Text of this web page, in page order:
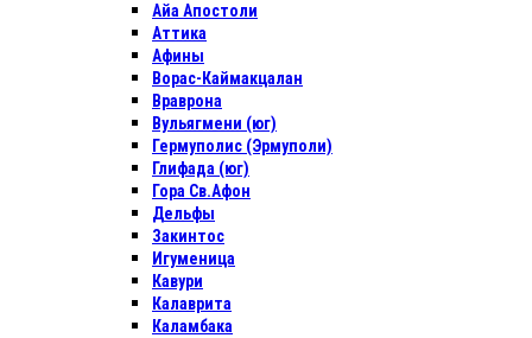
Айа Апостоли
Аттика
Афины
Ворас-Каймакцалан
Враврона
Вульягмени (юг)
Гермуполис (Эрмуполи)
Глифада (юг)
Гора Св.Афон
Дельфы
Закинтос
Игуменица
Кавури
Калаврита
Каламбака